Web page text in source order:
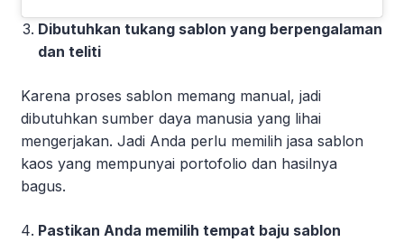
Dibutuhkan tukang sablon yang berpengalaman
dan teliti
Karena proses sablon memang manual, jadi
dibutuhkan sumber daya manusia yang lihai
mengerjakan. Jadi Anda perlu memilih jasa sablon
kaos yang mempunyai portofolio dan hasilnya
bagus.
Pastikan Anda memilih tempat baju sablon